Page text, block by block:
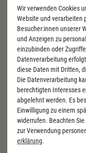
Newsletter
Verpassen Sie keine
Hiermit bestätige ich,
Einwilligung kann ich
Newsletter
Wir verwenden Cookies
Website und verarbeiten
Besucher:innen unserer
und Anzeigen zu
einzubinden oder
Datenverarbeitung
diese Daten mit Dritten,
Die Datenverarbeitung
berechtigten Interesses
abgelehnt werden. Es
Einwilligung zu einem
widerrufen. Beachten Sie
zur Verwendung
erklärung.